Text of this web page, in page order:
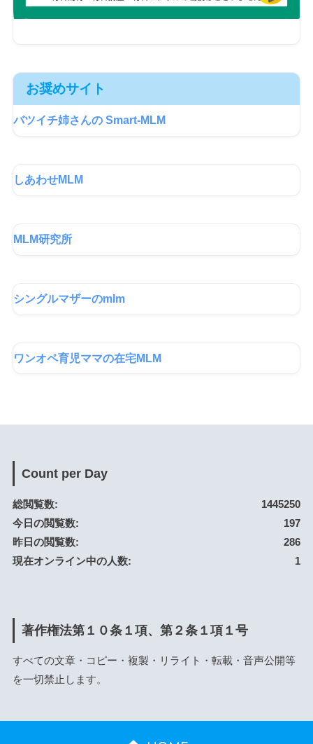
お奨めサイト
バツイチ姉さんの Smart-MLM
しあわせMLM
MLM研究所
シングルマザーのmlm
ワンオペ育児ママの在宅MLM
Count per Day
1445250
総閲覧数:
197
今日の閲覧数:
286
昨日の閲覧数:
1
現在オンライン中の人数:
著作権法第１０条１項、第２条１項１号
すべての文章・コピー・複製・リライト・転載・音声公開等
を一切禁止します。